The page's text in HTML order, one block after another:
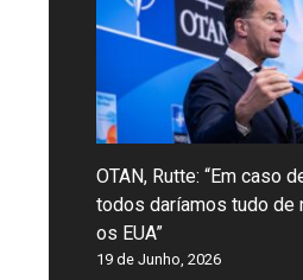
OTAN, Rutte: “Em caso
todos daríamos tudo de
os EUA”
19 de Junho, 2026